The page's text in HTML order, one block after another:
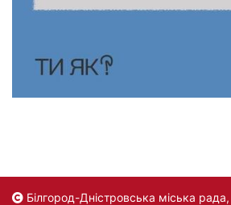
Білгород-Дністровська міська рада,